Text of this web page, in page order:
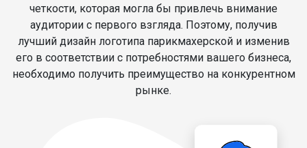
четкости, которая могла бы привлечь внимание
аудитории с первого взгляда. Поэтому, получив
лучший дизайн логотипа парикмахерской и изменив
его в соответствии с потребностями вашего бизнеса,
необходимо получить преимущество на конкурентном
рынке.